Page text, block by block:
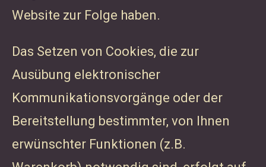
Website zur Folge haben.
Das Setzen von Cookies, die zur
Ausübung elektronischer
Kommunikationsvorgänge oder der
Bereitstellung bestimmter, von Ihnen
erwünschter Funktionen (z.B.